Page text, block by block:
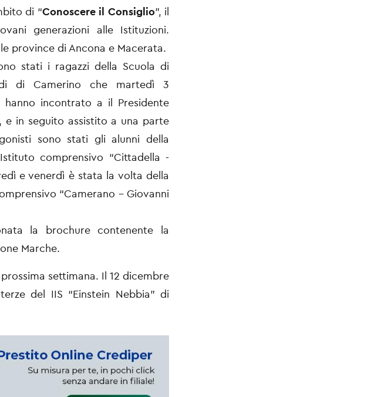
di “Conoscere il Consiglio”, il
generazioni alle Istituzioni.
province di Ancona e Macerata.
stati i ragazzi della Scuola di
di Camerino che martedì 3
incontrato a il Presidente
e in seguito assistito a una parte
sono stati gli alunni della
comprensivo “Cittadella -
e venerdì è stata la volta della
“Camerano – Giovanni
la brochure contenente la
Marche.
settimana. Il 12 dicembre
del IIS “Einstein Nebbia” di